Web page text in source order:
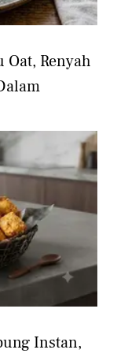
Oat, Renyah
Instan,